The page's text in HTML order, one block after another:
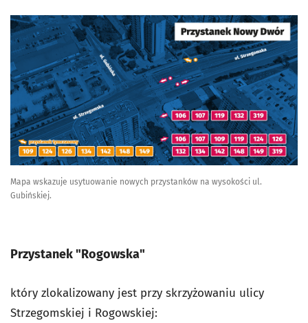
Mapa wskazuje usytuowanie nowych przystanków na wysokości ul.
Gubińskiej.
Przystanek "Rogowska"
który zlokalizowany jest przy skrzyżowaniu ulicy
Strzegomskiej i Rogowskiej: